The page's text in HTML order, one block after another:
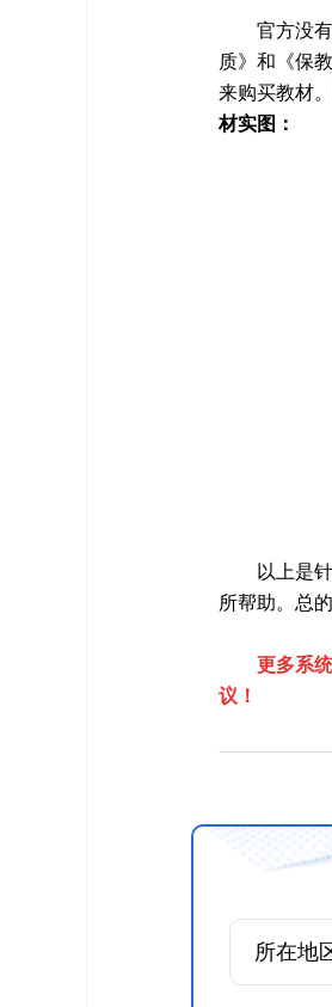
官方没
质》和《保
来购买教材
材实图：
以上是
所帮助。总
更多系
议！